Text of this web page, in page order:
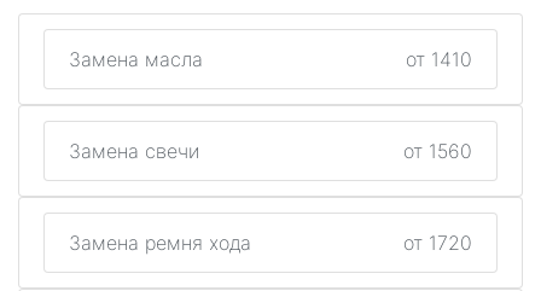
Замена масла от 1410
Замена свечи от 1560
Замена ремня хода от 1720